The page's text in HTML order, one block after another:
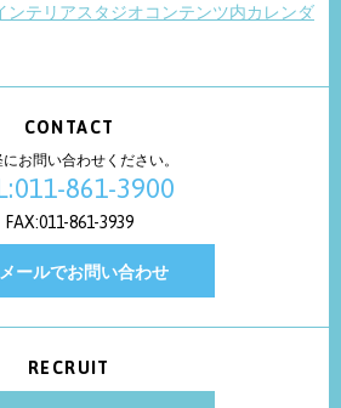
ンテリアスタジオコンテンツ内カレンダ
CONTACT
お問い合わせください。
861-3900
FAX:011-861-3939
メールでお問い合わせ
RECRUIT